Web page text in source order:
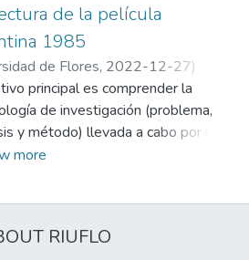
de la película
1985
de Flores, 2022-12-27)
Fernando ;Berenstein, Camila
;Montanía, Pablo ;Jodar Simoni,
principal es comprender la
de investigación (problema,
y método) llevada a cabo por la
el juicio a las Juntas militares de
Ju-lio Strassera y Luis Moreno
more
RIUFLO